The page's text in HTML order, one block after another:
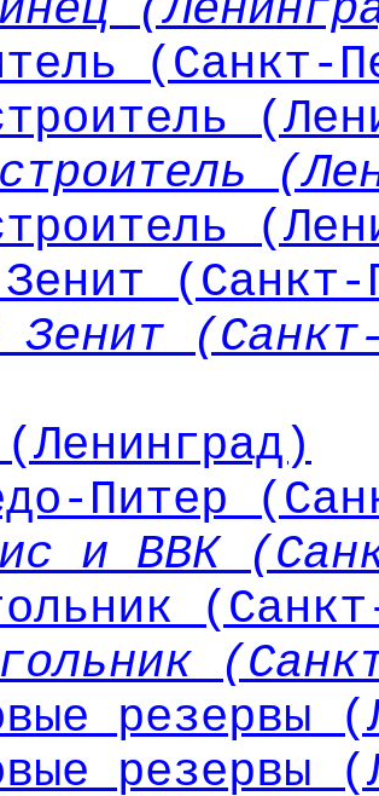
(Санкт-
(Санкт-
Зенит
Питер
и ВВК
резервы
резервы